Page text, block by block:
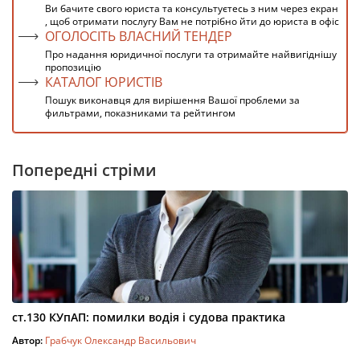
Ви бачите свого юриста та консультуєтесь з ним через екран
, щоб отримати послугу Вам не потрібно йти до юриста в офіс
ОГОЛОСІТЬ ВЛАСНИЙ ТЕНДЕР
Про надання юридичної послуги та отримайте найвигіднішу
пропозицію
КАТАЛОГ ЮРИСТІВ
Пошук виконавця для вирішення Вашої проблеми за
фильтрами, показниками та рейтингом
Попередні стріми
ст.130 КУпАП: помилки водія і судова практика
Автор: Грабчук Олександр Васильович